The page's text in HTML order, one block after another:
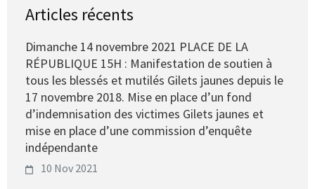
Articles récents
Dimanche 14 novembre 2021 PLACE DE LA
RÉPUBLIQUE 15H : Manifestation de soutien à
tous les blessés et mutilés Gilets jaunes depuis le
17 novembre 2018. Mise en place d’un fond
d’indemnisation des victimes Gilets jaunes et
mise en place d’une commission d’enquête
indépendante
10 Nov 2021